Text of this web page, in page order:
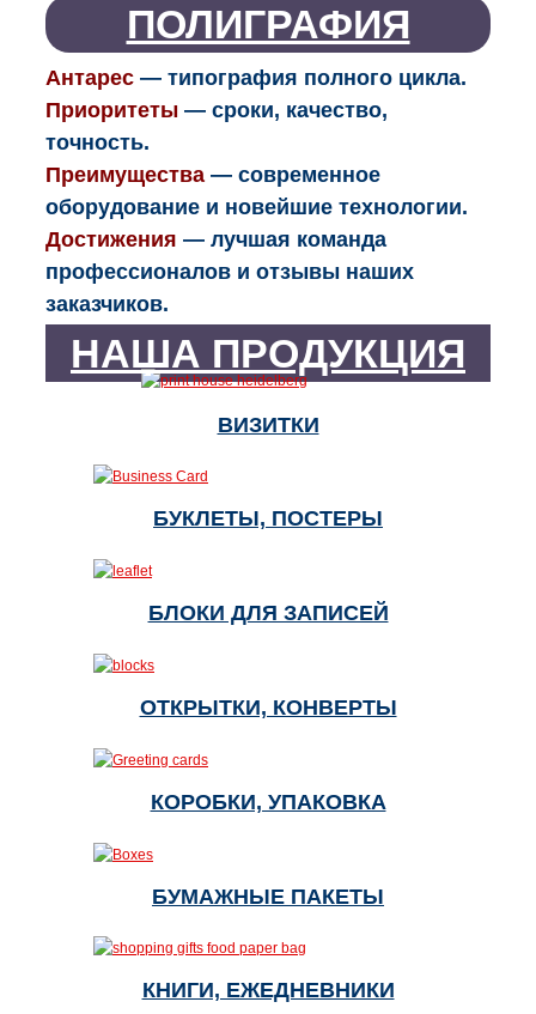
ПОЛИГРАФИЯ
Антарес — типография полного цикла.
Приоритеты — сроки, качество,
точность.
Преимущества — современное
оборудование и новейшие технологии.
Достижения — лучшая команда
профессионалов и отзывы наших
заказчиков.
НАША ПРОДУКЦИЯ
ВИЗИТКИ
БУКЛЕТЫ, ПОСТЕРЫ
БЛОКИ ДЛЯ ЗАПИСЕЙ
ОТКРЫТКИ, КОНВЕРТЫ
КОРОБКИ, УПАКОВКА
БУМАЖНЫЕ ПАКЕТЫ
КНИГИ, ЕЖЕДНЕВНИКИ